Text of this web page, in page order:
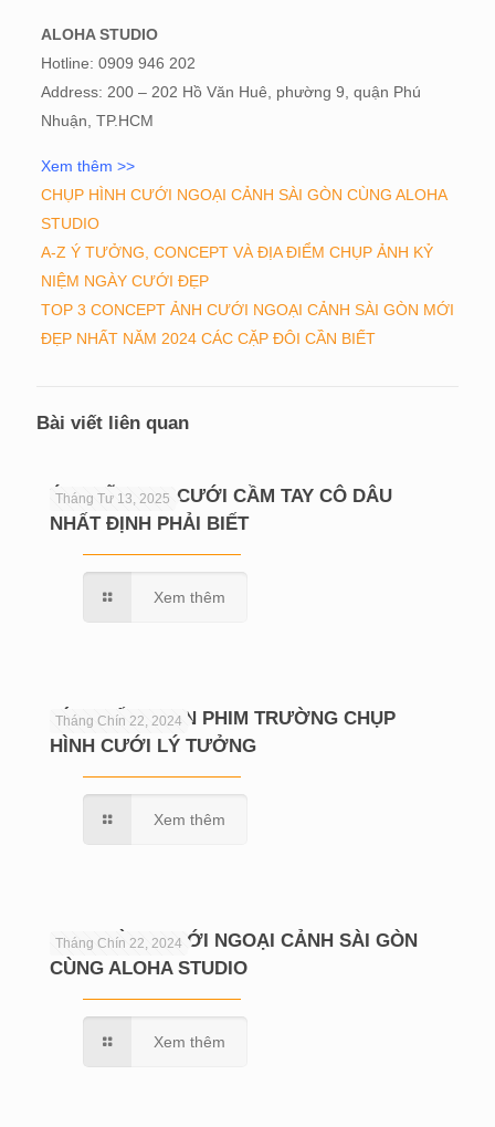
ALOHA STUDIO
Hotline: 0909 946 202
Address: 200 – 202 Hồ Văn Huê, phường 9, quận Phú
Nhuận, TP.HCM
Xem thêm >>
CHỤP HÌNH CƯỚI NGOẠI CẢNH SÀI GÒN CÙNG ALOHA
STUDIO
A-Z Ý TƯỞNG, CONCEPT VÀ ĐỊA ĐIỂM CHỤP ẢNH KỶ
NIỆM NGÀY CƯỚI ĐẸP
TOP 3 CONCEPT ẢNH CƯỚI NGOẠI CẢNH SÀI GÒN MỚI
ĐẸP NHẤT NĂM 2024 CÁC CẶP ĐÔI CẦN BIẾT
Bài viết liên quan
Tháng Tư 13, 2025
Ý NGHĨA HOA CƯỚI CẦM TAY CÔ DÂU
NHẤT ĐỊNH PHẢI BIẾT
Xem thêm
Tháng Chín 22, 2024
BÍ QUYẾT CHỌN PHIM TRƯỜNG CHỤP
HÌNH CƯỚI LÝ TƯỞNG
Xem thêm
Tháng Chín 22, 2024
CHỤP HÌNH CƯỚI NGOẠI CẢNH SÀI GÒN
CÙNG ALOHA STUDIO
Xem thêm